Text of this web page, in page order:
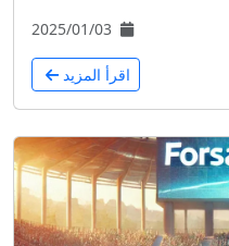
اقرأ المزيد